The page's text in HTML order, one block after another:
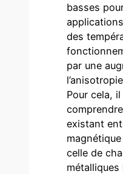
basses
des
par une
Pour cela,
existant
celle de